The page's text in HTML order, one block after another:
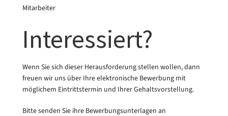
Mitarbeiter
Interessiert?
Wenn Sie sich dieser Herausforderung stellen wollen, dann
freuen wir uns über Ihre elektronische Bewerbung mit
möglichem Eintrittstermin und Ihrer Gehaltsvorstellung.
Bitte senden Sie ihre Bewerbungsunterlagen an